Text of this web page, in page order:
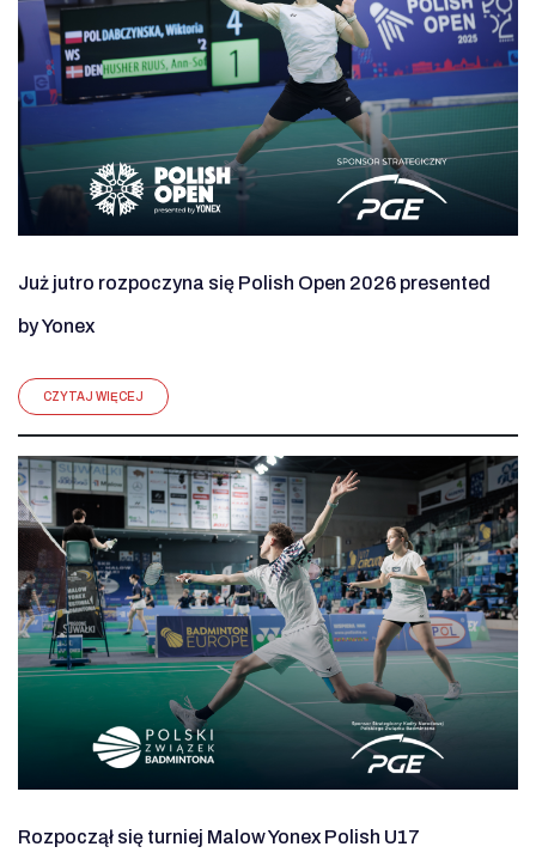
Już jutro rozpoczyna się Polish Open 2026 presented
by Yonex
CZYTAJ WIĘCEJ
Rozpoczął się turniej Malow Yonex Polish U17